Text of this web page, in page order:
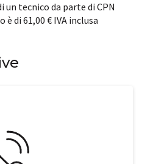
tecnico da parte di CPN
di 61,00 € IVA inclusa